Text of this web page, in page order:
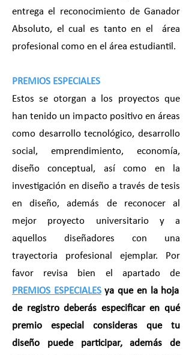
entrega el reconocimiento de Ganador
Absoluto, el cual es tanto en el área
profesional como en el área estudiantil.
PREMIOS ESPECIALES
Estos se otorgan a los proyectos que
han tenido un impacto positivo en áreas
como desarrollo tecnológico, desarrollo
social, emprendimiento, economía,
diseño conceptual, así como en la
investigación en diseño a través de tesis
en diseño, además de reconocer al
mejor proyecto universitario y a
aquellos diseñadores con una
trayectoria profesional ejemplar. Por
favor revisa bien el apartado de
PREMIOS ESPECIALESya que en la hoja
de registro deberás especificar en qué
premio especial consideras que tu
diseño puede participar, además de